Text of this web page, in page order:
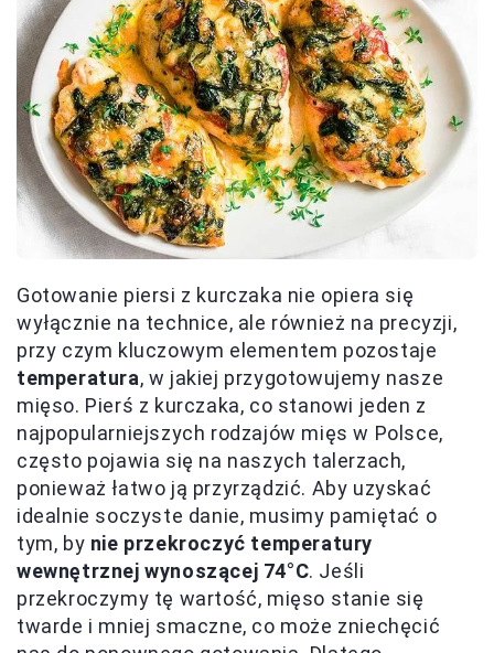
Gotowanie piersi z kurczaka nie opiera się
wyłącznie na technice, ale również na precyzji,
przy czym kluczowym elementem pozostaje
temperatura, w jakiej przygotowujemy nasze
mięso. Pierś z kurczaka, co stanowi jeden z
najpopularniejszych rodzajów mięs w Polsce,
często pojawia się na naszych talerzach,
ponieważ łatwo ją przyrządzić. Aby uzyskać
idealnie soczyste danie, musimy pamiętać o
tym, by nie przekroczyć temperatury
wewnętrznej wynoszącej 74°C. Jeśli
przekroczymy tę wartość, mięso stanie się
twarde i mniej smaczne, co może zniechęcić